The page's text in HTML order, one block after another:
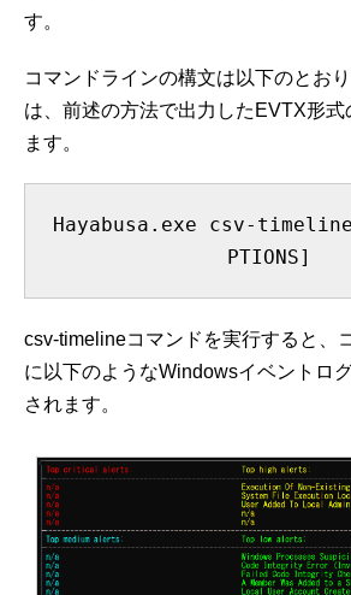
す。
コマンドラインの構文は以下のとお
は、前述の方法で出力したEVTX形式
ます。
Hayabusa.exe csv-timeline
PTIONS]
csv-timelineコマンドを実行すると、
に以下のようなWindowsイベントロ
されます。